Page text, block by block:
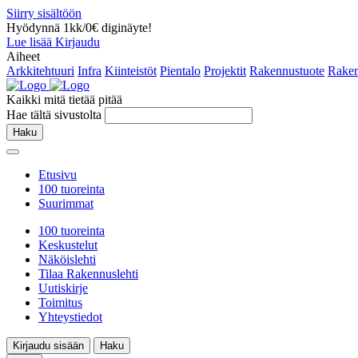
Siirry sisältöön
Hyödynnä 1kk/0€ diginäyte!
Lue lisää Kirjaudu
Aiheet
Arkkitehtuuri Infra Kiinteistöt Pientalo Projektit Rakennustuote
Kaikki mitä tietää pitää
Hae tältä sivustolta
Haku
Etusivu
100 tuoreinta
Suurimmat
100 tuoreinta
Keskustelut
Näköislehti
Tilaa Rakennuslehti
Uutiskirje
Toimitus
Yhteystiedot
Kirjaudu sisään
Haku